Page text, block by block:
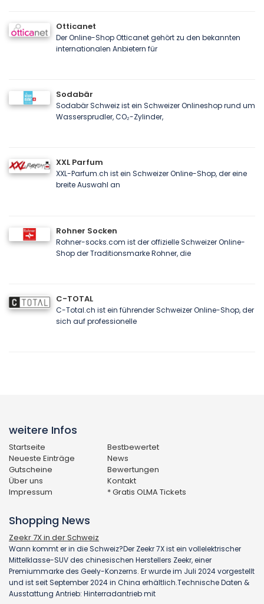
Otticanet
Der Online-Shop Otticanet gehört zu den bekannten
internationalen Anbietern für
Sodabär
Sodabär Schweiz ist ein Schweizer Onlineshop rund um
Wassersprudler, CO₂-Zylinder,
XXL Parfum
XXL-Parfum.ch ist ein Schweizer Online-Shop, der eine
breite Auswahl an
Rohner Socken
Rohner-socks.com ist der offizielle Schweizer Online-
Shop der Traditionsmarke Rohner, die
C-TOTAL
C-Total.ch ist ein führender Schweizer Online-Shop, der
sich auf professionelle
weitere Infos
Startseite
Bestbewertet
Neueste Einträge
News
Gutscheine
Bewertungen
Über uns
Kontakt
Impressum
* Gratis OLMA Tickets
Shopping News
Zeekr 7X in der Schweiz
Wann kommt er in die Schweiz?Der Zeekr 7X ist ein vollelektrischer
Mittelklasse-SUV des chinesischen Herstellers Zeekr, einer
Premiummarke des Geely-Konzerns. Er wurde im Juli 2024 vorgestellt
und ist seit September 2024 in China erhältlich.Technische Daten &
Ausstattung Antrieb: Hinterradantrieb mit